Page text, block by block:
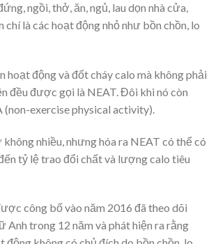
ngồi, thở, ăn, ngủ, lau dọn nhà cửa,
chí là các hoạt động nhỏ như bồn chồn, lo
hoạt động và đốt cháy calo mà không phải
đều được gọi là NEAT. Đôi khi nó còn
(non-exercise physical activity).
nhiều, nhưng hóa ra NEAT có thể có
tỷ lệ trao đổi chất và lượng calo tiêu
công bố vào năm 2016 đã theo dõi
Anh trong 12 năm và phát hiện ra rằng